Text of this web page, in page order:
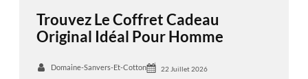
Trouvez Le Coffret Cadeau
Original Idéal Pour Homme
Domaine-Sanvers-Et-Cotton 22 Juillet 2026